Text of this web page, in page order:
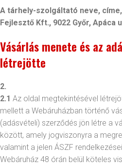
A tárhely-szolgáltató neve,
Fejlesztő Kft., 9022 Győr, Apáca
Vásárlás menete és az
létrejötte
2.
2.1 Az oldal megtekintésével
mellett a Webáruházban történő
(adásvételi) szerződés jön létre a
között, amely jogviszonyra a
valamint a jelen ÁSZF
Webáruház 48 órán belül köteles